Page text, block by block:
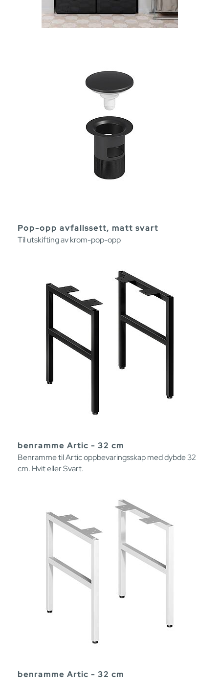
Pop-opp avfallssett, matt svart
Til utskifting av krom-pop-opp
benramme Artic - 32 cm
Benramme til Artic oppbevaringsskap med dybde 32
cm. Hvit eller Svart.
benramme Artic - 32 cm